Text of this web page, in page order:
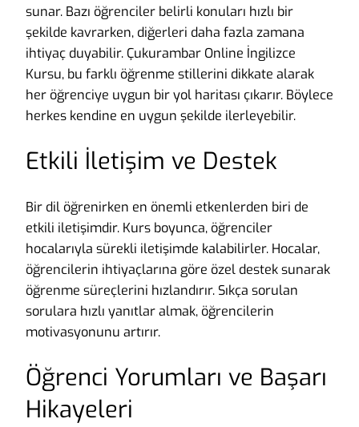
sunar. Bazı öğrenciler belirli konuları hızlı bir
şekilde kavrarken, diğerleri daha fazla zamana
ihtiyaç duyabilir. Çukurambar Online İngilizce
Kursu, bu farklı öğrenme stillerini dikkate alarak
her öğrenciye uygun bir yol haritası çıkarır. Böylece
herkes kendine en uygun şekilde ilerleyebilir.
Etkili İletişim ve Destek
Bir dil öğrenirken en önemli etkenlerden biri de
etkili iletişimdir. Kurs boyunca, öğrenciler
hocalarıyla sürekli iletişimde kalabilirler. Hocalar,
öğrencilerin ihtiyaçlarına göre özel destek sunarak
öğrenme süreçlerini hızlandırır. Sıkça sorulan
sorulara hızlı yanıtlar almak, öğrencilerin
motivasyonunu artırır.
Öğrenci Yorumları ve Başarı
Hikayeleri